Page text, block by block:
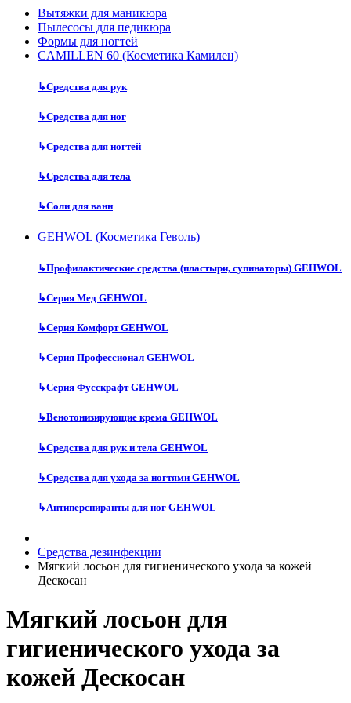
Вытяжки для маникюра
Пылесосы для педикюра
Формы для ногтей
CAMILLEN 60 (Косметика Камилен)
↳Средства для рук
↳Средства для ног
↳Средства для ногтей
↳Средства для тела
↳Соли для ванн
GEHWOL (Косметика Геволь)
↳Профилактические средства (пластыри, супинаторы) GEHWOL
↳Серия Мед GEHWOL
↳Серия Комфорт GEHWOL
↳Серия Профессионал GEHWOL
↳Серия Фусскрафт GEHWOL
↳Венотонизирующие крема GEHWOL
↳Средства для рук и тела GEHWOL
↳Средства для ухода за ногтями GEHWOL
↳Антиперспиранты для ног GEHWOL
Средства дезинфекции
Мягкий лосьон для гигиенического ухода за кожей
Дескосан
Мягкий лосьон для
гигиенического ухода за
кожей Дескосан